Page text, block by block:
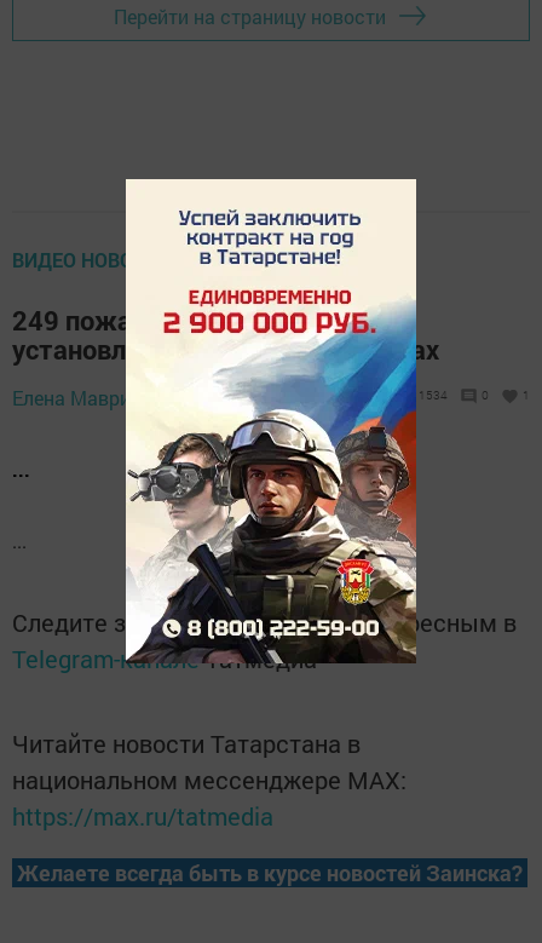
Перейти на страницу новости
ВИДЕО НОВОСТИ (НОВОЕ)
249 пожарных извещателей
установлены в домах и квартирах
Елена Маврина, 14 марта 2018 - 15:56 1534 0 1
...
...
Следите за самым важным и интересным в
Telegram-каналеТатмедиа
Читайте новости Татарстана в
национальном мессенджере MАХ:
https://max.ru/tatmedia
Желаете всегда быть в курсе новостей Заинска?